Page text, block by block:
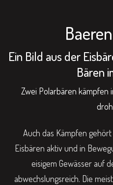
Ein Bild aus der
Bären
Zwei Polarbären kämpfen
Auch das Kämpfen
Eisbären aktiv und in
eisigem Gewässer auf
abwechslungsreich. Die